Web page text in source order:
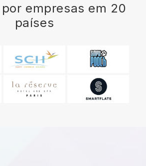
empresas em 20
países